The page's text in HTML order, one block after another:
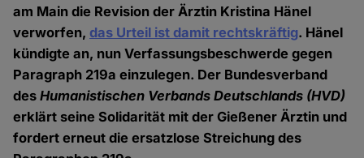
am Main die Revision der Ärztin Kristina Hänel
verworfen,das Urteil ist damit rechtskräftig. Hänel
kündigte an, nun Verfassungsbeschwerde gegen
Paragraph 219a einzulegen. Der Bundesverband
desHumanistischen Verbands Deutschlands (HVD)
erklärt seine Solidarität mit der Gießener Ärztin und
fordert erneut die ersatzlose Streichung des